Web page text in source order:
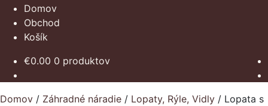
Domov
Obchod
Košík
€0.00 0 produktov
Domov / Záhradné náradie / Lopaty, Rýle, Vidly / Lopata s